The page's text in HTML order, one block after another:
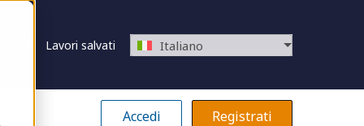
Lavori salvati Italiano
Accedi Registrati